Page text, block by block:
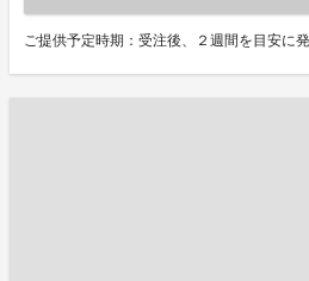
ご提供予定時期：受注後、２週間を目安に